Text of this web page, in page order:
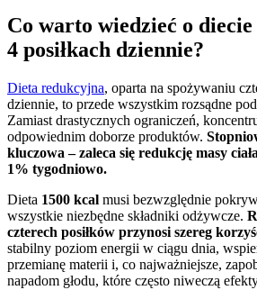
Co warto wiedzieć o
4 posiłkach dziennie?
Dieta redukcyjna, oparta na spożywaniu
dziennie, to przede wszystkim rozsądne
Zamiast drastycznych ograniczeń,
odpowiednim doborze produktów.
kluczowa – zaleca się redukcję masy
1% tygodniowo.
Dieta 1500 kcal musi bezwzględnie
wszystkie niezbędne składniki odżywcze.
czterech posiłków przynosi szereg
stabilny poziom energii w ciągu dnia,
przemianę materii i, co najważniejsze,
napadom głodu, które często niweczą